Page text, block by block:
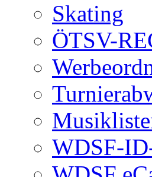
Skating
ÖTSV-
WDSF-